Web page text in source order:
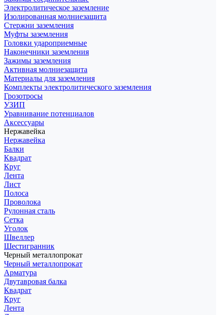
Электролитическое заземление
Изолированная молниезащита
Стержни заземления
Муфты заземления
Головки удароприемные
Наконечники заземления
Зажимы заземления
Активная молниезащита
Материалы для заземления
Комплекты электролитического заземления
Грозотросы
УЗИП
Уравнивание потенциалов
Аксессуары
Нержавейка
Нержавейка
Балки
Квадрат
Круг
Лента
Лист
Полоса
Проволока
Рулонная сталь
Сетка
Уголок
Швеллер
Шестигранник
Черный металлопрокат
Черный металлопрокат
Арматура
Двутавровая балка
Квадрат
Круг
Лента